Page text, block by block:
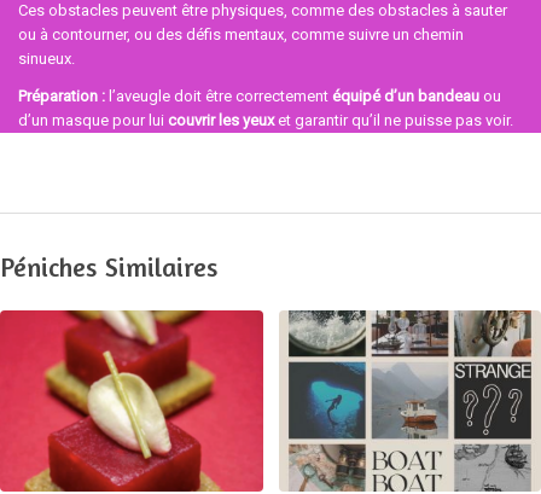
Ces obstacles peuvent être physiques, comme des obstacles à sauter
ou à contourner, ou des défis mentaux, comme suivre un chemin
sinueux.
Préparation : l’aveugle doit être correctement équipé d’un bandeau ou
d’un masque pour lui couvrir les yeuxet garantir qu’il ne puisse pas voir.
Péniches Similaires